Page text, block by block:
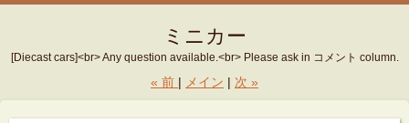
ミニカー
[Diecast cars]<br> Any question available.<br> Please ask in コメント column.
« 前 メイン 次 »